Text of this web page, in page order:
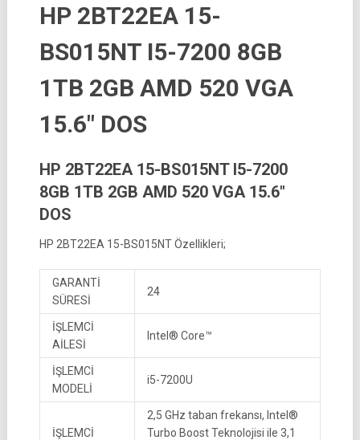
HP 2BT22EA 15-
BS015NT I5-7200 8GB
1TB 2GB AMD 520 VGA
15.6″ DOS
HP 2BT22EA 15-BS015NT I5-7200
8GB 1TB 2GB AMD 520 VGA 15.6″
DOS
HP 2BT22EA 15-BS015NT Özellikleri;
GARANTİ
SÜRESİ
24
İŞLEMCİ
AİLESİ
Intel® Core™
İŞLEMCİ
MODELİ
i5-7200U
İŞLEMCİ
2,5 GHz taban frekansı, Intel®
Turbo Boost Teknolojisi ile 3,1